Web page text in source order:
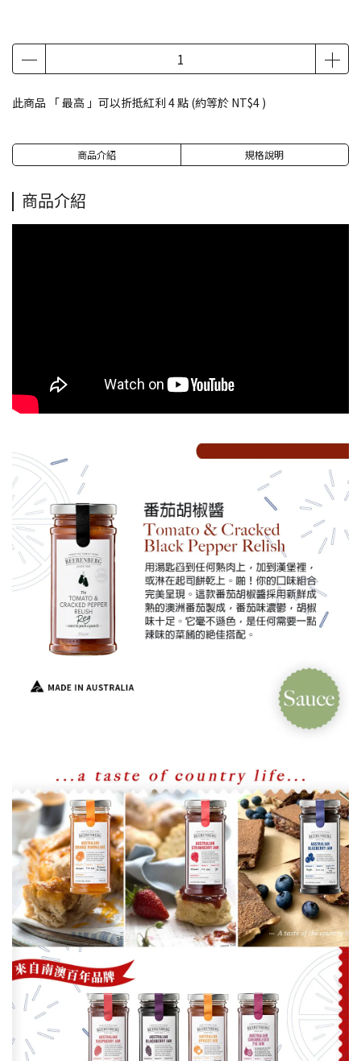
此商品 「 最高 」可以折抵紅利 4點 (約等於 NT$4 )
商品介紹 規格說明
商品介紹